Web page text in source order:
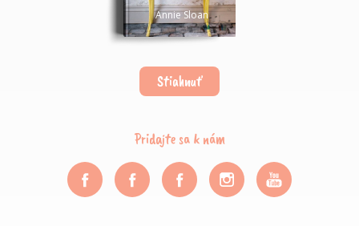
Annie Sloan
Stiahnuť
Pridajte sa k nám